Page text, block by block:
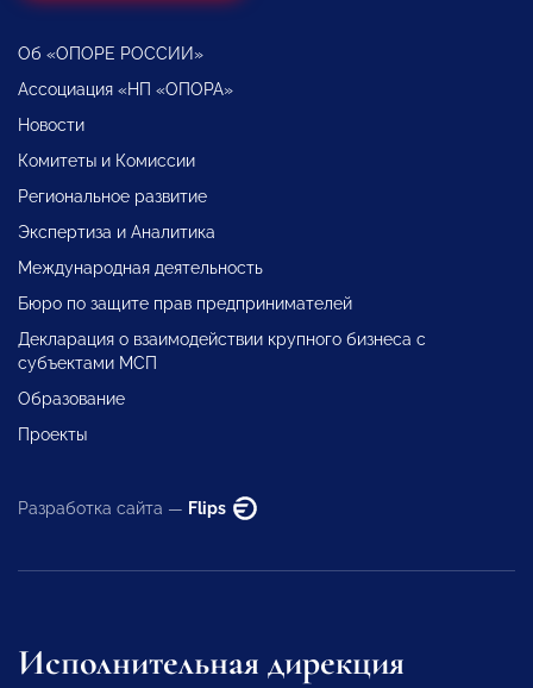
Об «ОПОРЕ РОССИИ»
Ассоциация «НП «ОПОРА»
Новости
Комитеты и Комиссии
Региональное развитие
Экспертиза и Аналитика
Международная деятельность
Бюро по защите прав предпринимателей
Декларация о взаимодействии крупного бизнеса с
субъектами МСП
Образование
Проекты
Разработка сайта — Flips
Исполнительная дирекция